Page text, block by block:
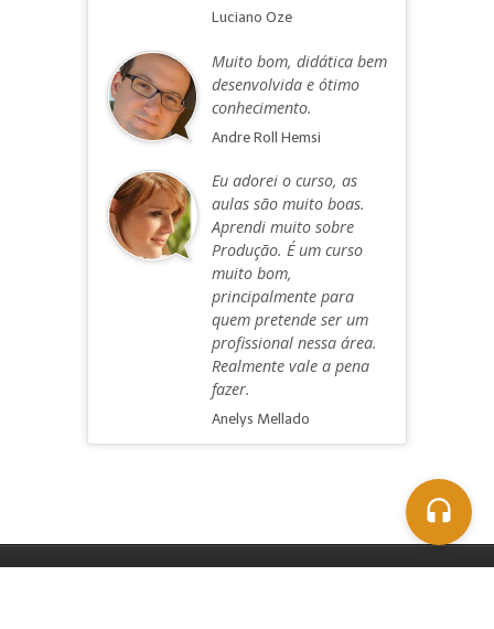
Luciano Oze
Muito bom, didática bem
desenvolvida e ótimo
conhecimento.
Andre Roll Hemsi
Eu adorei o curso, as
aulas são muito boas.
Aprendi muito sobre
Produção. É um curso
muito bom,
principalmente para
quem pretende ser um
profissional nessa área.
Realmente vale a pena
fazer.
Anelys Mellado